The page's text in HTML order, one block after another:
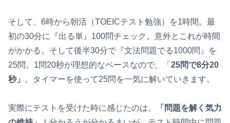
そして、6時から朝活（TOEICテスト勉強）を1時間。最
初の30分に『出る単』100問チェック。意外とこれが時間
がかかる。そして後半30分で『文法問題でる1000問』を
25問。1問20秒が理想的なペースなので、「 25問で8分20
秒」
。タイマーを使って25問を一気に解いていきます。
実際にテストを受けた時に感じたのは、
「問題を解く気力